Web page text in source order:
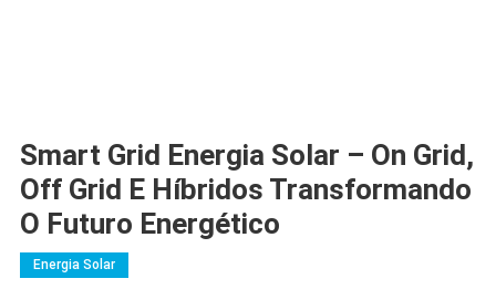
Smart Grid Energia Solar – On Grid,
Off Grid E Híbridos Transformando
O Futuro Energético
Energia Solar